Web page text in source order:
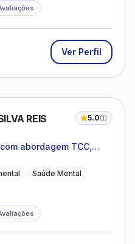
Ver Perfil
REIS 5.0(1)
abordagem TCC,
Saúde Mental